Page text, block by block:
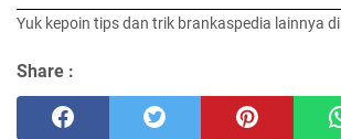
Yuk kepoin tips dan trik brankaspedia lainnya di
Share :